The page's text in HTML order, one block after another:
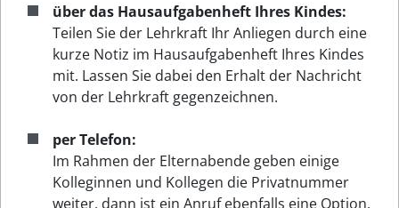
über das Hausaufgabenheft Ihres Kindes:
Teilen Sie der Lehrkraft Ihr Anliegen durch eine
kurze Notiz im Hausaufgabenheft Ihres Kindes
mit. Lassen Sie dabei den Erhalt der Nachricht
von der Lehrkraft gegenzeichnen.
per Telefon:
Im Rahmen der Elternabende geben einige
Kolleginnen und Kollegen die Privatnummer
weiter, dann ist ein Anruf ebenfalls eine Option.